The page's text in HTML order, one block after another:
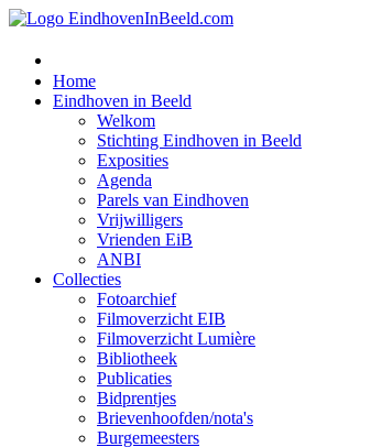
Home
Eindhoven in Beeld
Welkom
Stichting Eindhoven in Beeld
Exposities
Agenda
Parels van Eindhoven
Vrijwilligers
Vrienden EiB
ANBI
Collecties
Fotoarchief
Filmoverzicht EIB
Filmoverzicht Lumière
Bibliotheek
Publicaties
Bidprentjes
Brievenhoofden/nota's
Burgemeesters